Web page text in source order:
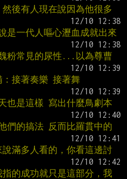
後有人現在說因為他很多
是一代人嘔心瀝血成就出來
粉常見的尿性...以為尊曹
接著奏樂 接著舞
也是這樣 寫出什麼鳥劇本
們的搞法 反而比羅貫中的
滿多人看的，你看這邊討
的成功就只是這部分，我